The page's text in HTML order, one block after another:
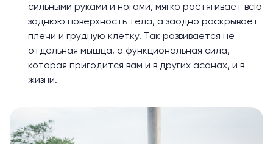
сильными руками и ногами, мягко растягивает всю
заднюю поверхность тела, а заодно раскрывает
плечи и грудную клетку. Так развивается не
отдельная мышца, а функциональная сила,
которая пригодится вам и в других асанах, и в
жизни.